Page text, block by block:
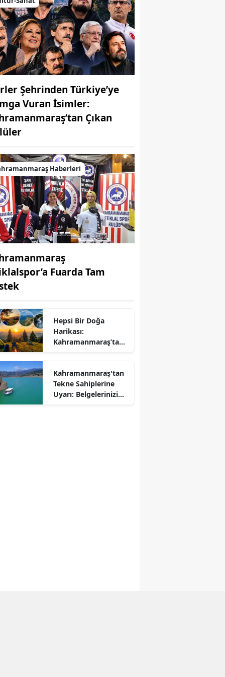
MUHABİR: Elife Karaarslan
Şehrinden Türkiye’ye
Vuran İsimler:
Çıkan
Haberleri
Fuarda Tam
Hepsi Bir Doğa
Harikası:
Kahramanmaraş’ta
Güzel Alanlar
Kahramanmaraş'tan
Tekne Sahiplerine
Uyarı: Belgelerinizi